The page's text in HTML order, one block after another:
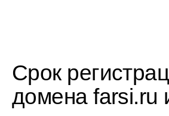
Срок
домена farsi.ru